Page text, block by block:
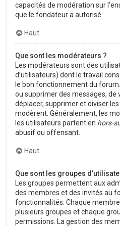
capacités de modération sur
que le fondateur a autorisé.
Haut
Que sont les modérateurs ?
Les modérateurs sont des
d’utilisateurs) dont le travail
le bon fonctionnement du
ou supprimer des messages, de
déplacer, supprimer et diviser
modèrent. Généralement, les
les utilisateurs partent en hors-
abusif ou offensant.
Haut
Que sont les groupes
Les groupes permettent aux
des membres et des invités au
fonctionnalités. Chaque
plusieurs groupes et chaque
permissions. La gestion des